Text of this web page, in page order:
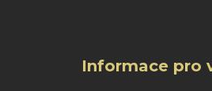
Informace pro